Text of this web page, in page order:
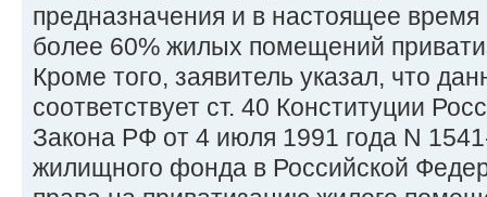
предназначения и в настоящее
более 60% жилых помещений
Кроме того, заявитель указал, что
соответствует ст. 40 Конституции
Закона РФ от 4 июля 1991 года N
жилищного фонда в Российской